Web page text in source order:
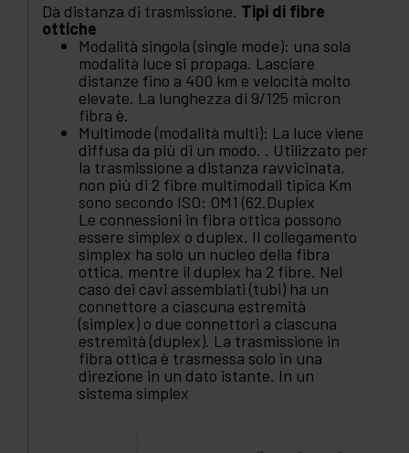
Dà distanza di trasmissione. Tipi di fibre
ottiche
Modalità singola (single mode): una sola
modalità luce si propaga. Lasciare
distanze fino a 400 km e velocità molto
elevate. La lunghezza di 9/125 micron
fibra è.
Multimode (modalità multi): La luce viene
diffusa da più di un modo. . Utilizzato per
la trasmissione a distanza ravvicinata,
non più di 2 fibre multimodali tipica Km
sono secondo ISO: OM1 (62.Duplex
Le connessioni in fibra ottica possono
essere simplex o duplex. Il collegamento
simplex ha solo un nucleo della fibra
ottica, mentre il duplex ha 2 fibre. Nel
caso dei cavi assemblati (tubi) ha un
connettore a ciascuna estremità
(simplex) o due connettori a ciascuna
estremità (duplex). La trasmissione in
fibra ottica è trasmessa solo in una
direzione in un dato istante. In un
sistema simplex